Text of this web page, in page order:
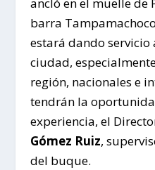
ancló en el muelle de
barra
estará dando servicio
ciudad,
región, nacionales e
tendrán la
experiencia, el
Gómez Ruiz,
del buque.